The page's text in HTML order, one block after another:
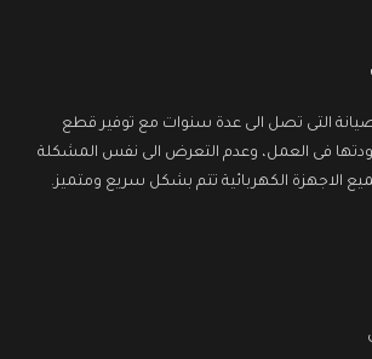
التى تصل الى عدة سنوات مع توفير قطع
فى العمل، وعدم التعرض الى نفس المشكلة
الاجهزة الكهربائية تتم بشكل سريع ومتميز.